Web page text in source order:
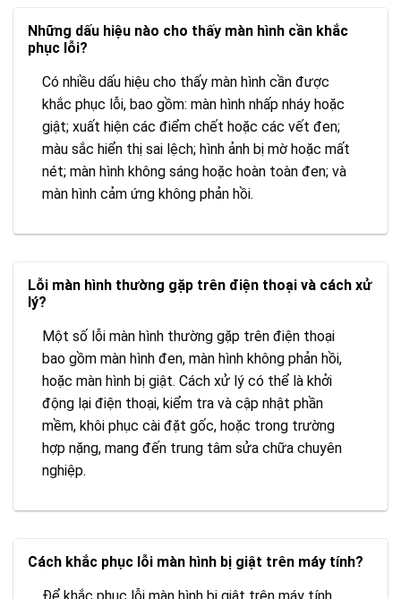
Những dấu hiệu nào cho thấy màn hình cần khắc
phục lỗi?
Có nhiều dấu hiệu cho thấy màn hình cần được
khắc phục lỗi, bao gồm: màn hình nhấp nháy hoặc
giật; xuất hiện các điểm chết hoặc các vết đen;
màu sắc hiển thị sai lệch; hình ảnh bị mờ hoặc mất
nét; màn hình không sáng hoặc hoàn toàn đen; và
màn hình cảm ứng không phản hồi.
Lỗi màn hình thường gặp trên điện thoại và cách xử
lý?
Một số lỗi màn hình thường gặp trên điện thoại
bao gồm màn hình đen, màn hình không phản hồi,
hoặc màn hình bị giật. Cách xử lý có thể là khởi
động lại điện thoại, kiểm tra và cập nhật phần
mềm, khôi phục cài đặt gốc, hoặc trong trường
hợp nặng, mang đến trung tâm sửa chữa chuyên
nghiệp.
Cách khắc phục lỗi màn hình bị giật trên máy tính?
Để khắc phục lỗi màn hình bị giật trên máy tính,